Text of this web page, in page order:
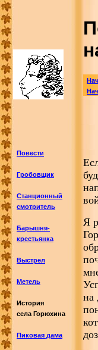
Повести
Гробовщик
Станционный
смотритель
Барышня-
крестьянка
Выстрел
Метель
История
села Горюхина
Пиковая дама
Я
на